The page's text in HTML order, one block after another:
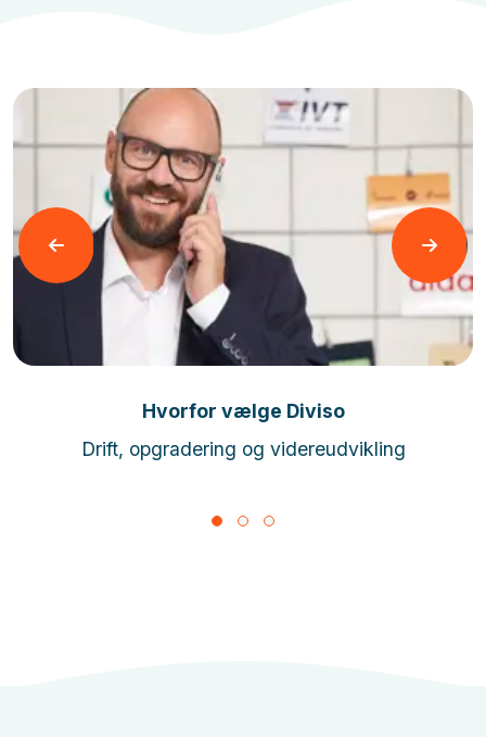
Læs mere
Hvorfor vælge Diviso
Drift, opgradering og videreudvikling